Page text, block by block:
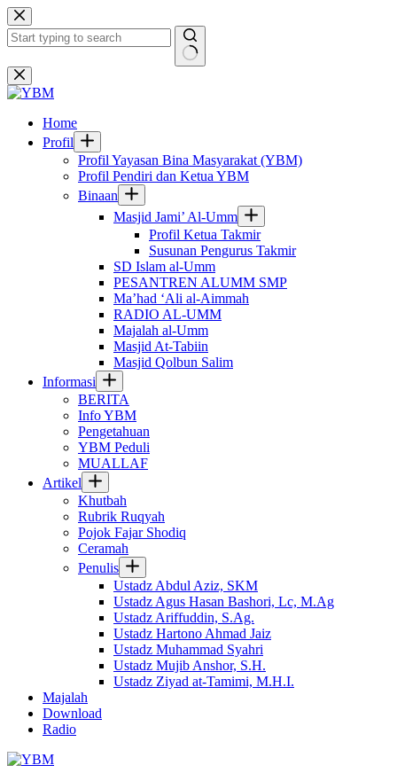
Skip
to
content
No
results
Home
Profil
Profil Yayasan Bina Masyarakat (YBM)
Profil Pendiri dan Ketua YBM
Binaan
Masjid Jami’ Al-Umm
Profil Ketua Takmir
Susunan Pengurus Takmir
SD Islam al-Umm
PESANTREN ALUMM SMP
Ma’had ‘Ali al-Aimmah
RADIO AL-UMM
Majalah al-Umm
Masjid At-Tabiin
Masjid Qolbun Salim
Informasi
BERITA
Info YBM
Pengetahuan
YBM Peduli
MUALLAF
Artikel
Khutbah
Rubrik Ruqyah
Pojok Fajar Shodiq
Ceramah
Penulis
Ustadz Abdul Aziz, SKM
Ustadz Agus Hasan Bashori, Lc, M.Ag
Ustadz Ariffuddin, S.Ag.
Ustadz Hartono Ahmad Jaiz
Ustadz Muhammad Syahri
Ustadz Mujib Anshor, S.H.
Ustadz Ziyad at-Tamimi, M.H.I.
Majalah
Download
Radio